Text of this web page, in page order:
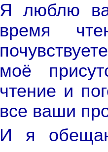
Я люблю
время
моё
чтение и
все ваши
И я